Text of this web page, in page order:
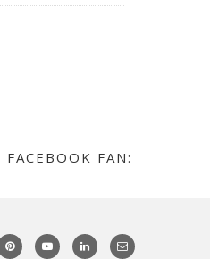
FACEBOOK FAN: